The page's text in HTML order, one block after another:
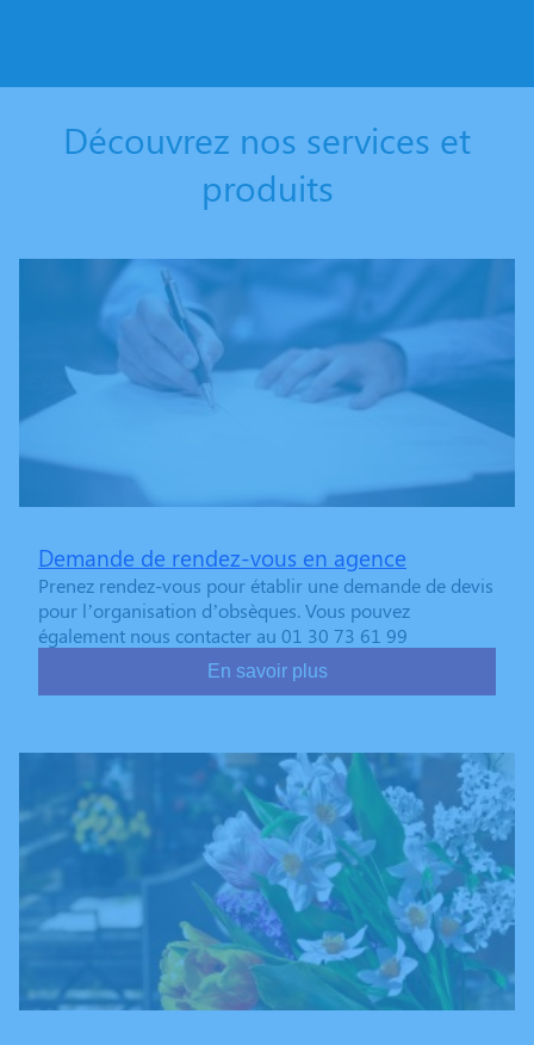
Découvrez nos services et
produits
Demande de rendez-vous en agence
Prenez rendez-vous pour établir une demande de devis
pour l’organisation d’obsèques. Vous pouvez
également nous contacter au 01 30 73 61 99
En savoir plus